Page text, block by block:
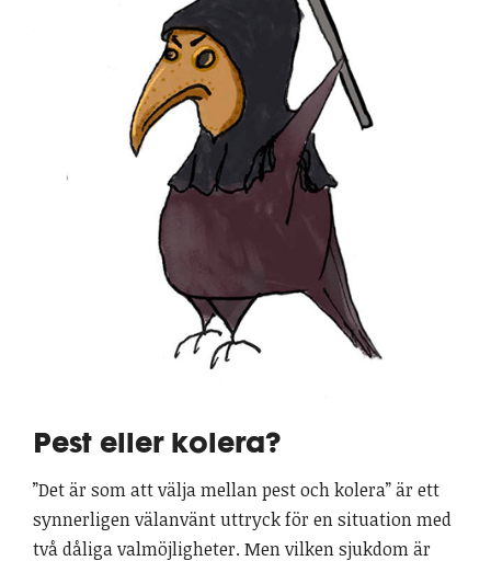
Pest eller kolera?
”Det är som att välja mellan pest och kolera” är ett
synnerligen välanvänt uttryck för en situation med
två dåliga valmöjligheter. Men vilken sjukdom är